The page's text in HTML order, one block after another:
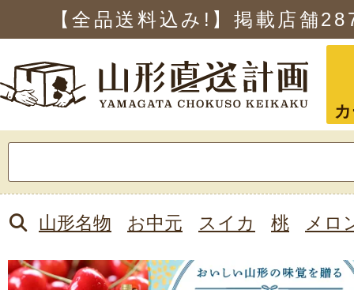
【全品送料込み!】掲載店舗
索:
山形名物 お中元 スイカ 桃 メロ